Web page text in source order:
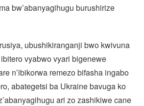
bw’abanyagihugu burushirize
ubushikiranganji bwo kwivuna
vyabwo vyari bigenewe
n’ibikorwa remezo bifasha ingabo
abategetsi ba Ukraine bavuga ko
ari zo zashikiwe cane